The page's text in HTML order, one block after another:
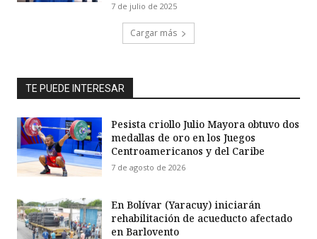
7 de julio de 2025
Cargar más
TE PUEDE INTERESAR
Pesista criollo Julio Mayora obtuvo dos
medallas de oro en los Juegos
Centroamericanos y del Caribe
7 de agosto de 2026
En Bolívar (Yaracuy) iniciarán
rehabilitación de acueducto afectado
en Barlovento